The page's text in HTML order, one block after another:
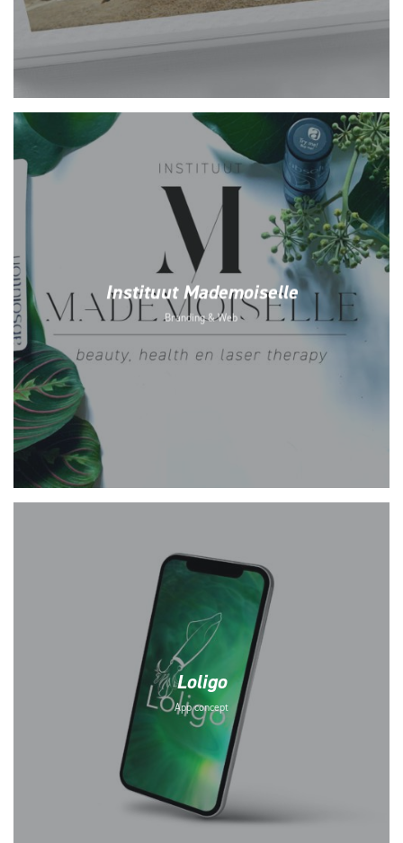
Instituut Mademoiselle
Branding & Web
Loligo
App concept